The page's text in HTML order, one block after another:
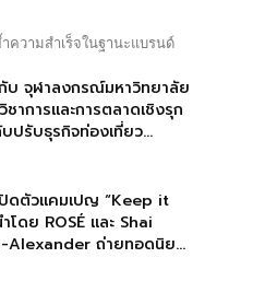
ความสำเร็จในฐานะแบรนด์
บ จุฬาลงกรณ์มหาวิทยาลัย
าการและการตลาดเชิงรุก
ปรับธุรกิจท่องเที่ยว...
ปิดตัวแคมเปญ “Keep it
โดย ROSÉ และ Shai
Alexander ถ่ายทอดนิย...